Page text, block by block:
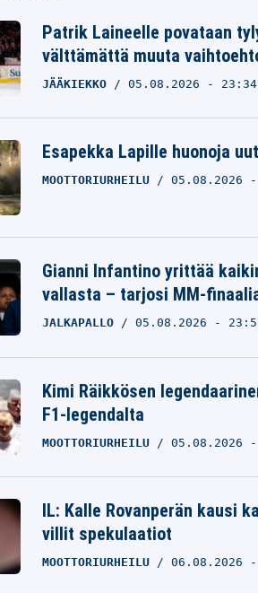
Patrik Laineelle povataan
välttämättä muuta
JÄÄKIEKKO 05.08.2026 - 23:34
Esapekka Lapille huonoja
MOOTTORIURHEILU 05.08.2026 -
Gianni Infantino yrittää
vallasta – tarjosi MM-
JALKAPALLO 05.08.2026 -
Kimi Räikkösen
F1-legendalta
MOOTTORIURHEILU 05.08.2026 -
IL: Kalle Rovanperän kausi
villit spekulaatiot
MOOTTORIURHEILU 06.08.2026 -